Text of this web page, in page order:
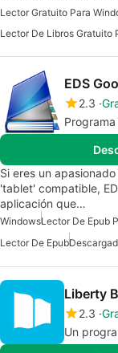
Lector Gratuito Para
EDS
2.3
Si eres un
'tablet' compatible,
aplicación que…
WindowsLector De Epub
Lector De Epub
Liberty
2.3
Un